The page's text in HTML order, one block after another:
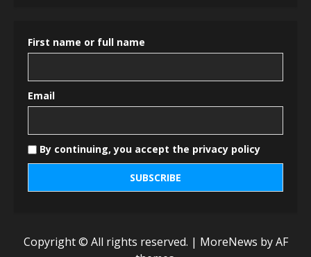
First name or full name
Email
By continuing, you accept the privacy policy
Copyright © All rights reserved. | MoreNews by AF